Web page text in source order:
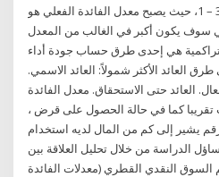
الفعلي يساوي (1+.05/365)^365 – 1، حيث يصبح معدل الفائدة الفعلي هو
سوف يكون أكبر في الغالب من المعدل
هي إحدى طرق حساب جودة أداء
العائد الأكثر شمولاً: العائد الاسمي.
العائد حتى الاستحقاق. معدل الفائدة
تقريبا كما في حالة الحصول على قرض ،
يشير إلى كم من المال لديه استخدام
الدراسة من خلال تحليل العلاقة بين
السوق النقدي القطري (معدلات الفائدة